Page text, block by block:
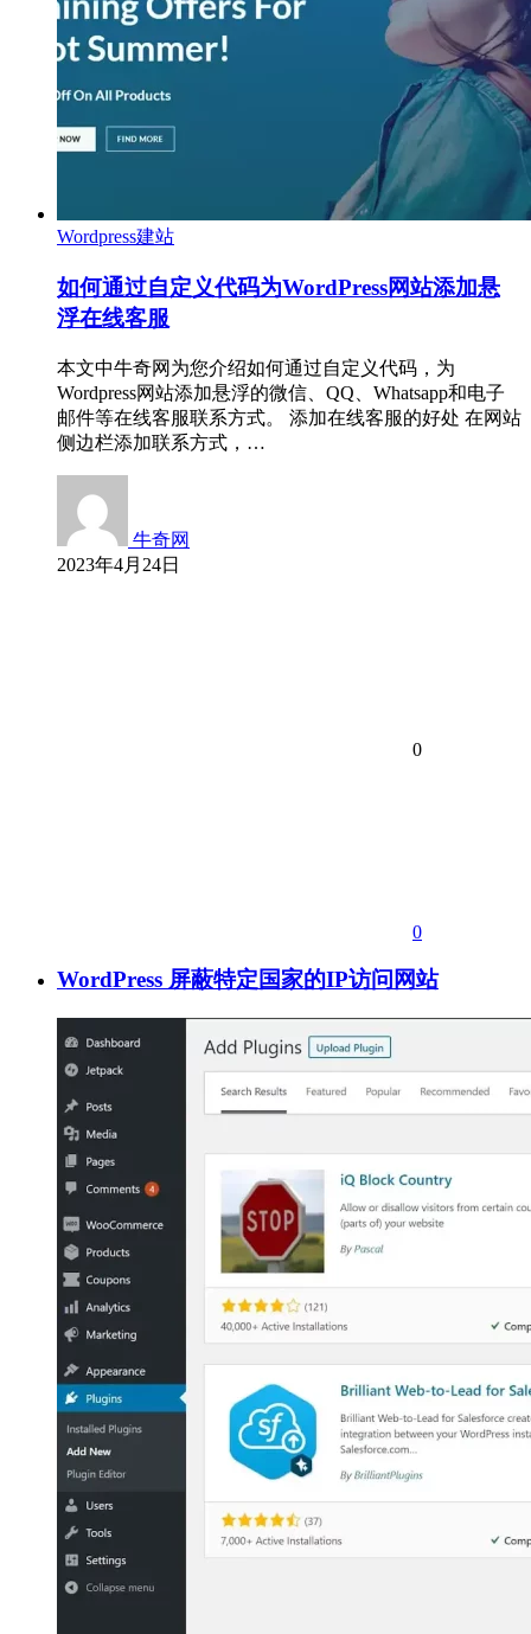
Wordpress建站
如何通过自定义代码为WordPress网站添加悬
浮在线客服
本文中牛奇网为您介绍如何通过自定义代码，为
Wordpress网站添加悬浮的微信、QQ、Whatsapp和电子
邮件等在线客服联系方式。 添加在线客服的好处 在网站
侧边栏添加联系方式，…
牛奇网
2023年4月24日
0
0
WordPress 屏蔽特定国家的IP访问网站